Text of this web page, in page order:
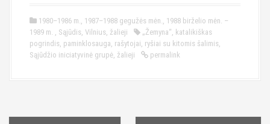
1980–1986 m., 1987–1988 gegužės mėn., 1988 birželio mėn. –
1989 m. , Sąjūdis, Vilnius, žalieji „Žemyna“, katalikiškas
pogrindis, paminklosauga, rašytojai, ryšiai su kitomis šalimis,
Sąjūdžio iniciatyvinė grupė, žalieji permalink